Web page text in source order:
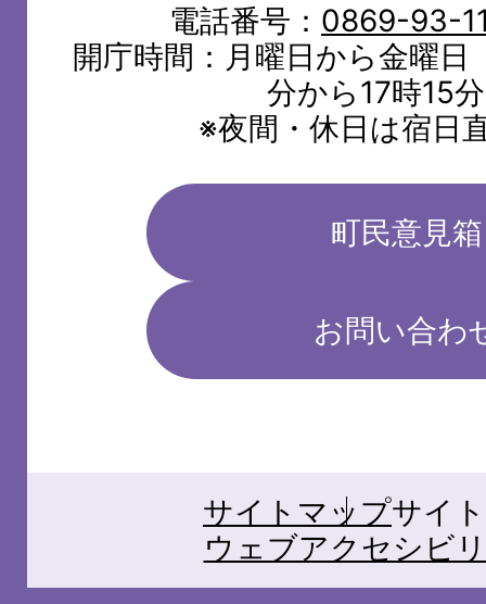
電話番号： 0869-93-
開庁時間：月曜日から金曜
分から17時15
※夜間・休日は宿日
町民意見箱
お問い合わ
サイトマップサイ
ウェブアクセシビ